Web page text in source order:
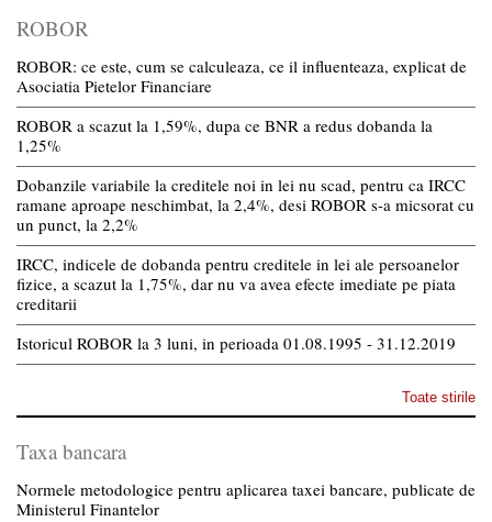
ROBOR
ROBOR: ce este, cum se calculeaza, ce il influenteaza, explicat de
Asociatia Pietelor Financiare
ROBOR a scazut la 1,59%, dupa ce BNR a redus dobanda la
1,25%
Dobanzile variabile la creditele noi in lei nu scad, pentru ca IRCC
ramane aproape neschimbat, la 2,4%, desi ROBOR s-a micsorat cu
un punct, la 2,2%
IRCC, indicele de dobanda pentru creditele in lei ale persoanelor
fizice, a scazut la 1,75%, dar nu va avea efecte imediate pe piata
creditarii
Istoricul ROBOR la 3 luni, in perioada 01.08.1995 - 31.12.2019
Toate stirile
Taxa bancara
Normele metodologice pentru aplicarea taxei bancare, publicate de
Ministerul Finantelor